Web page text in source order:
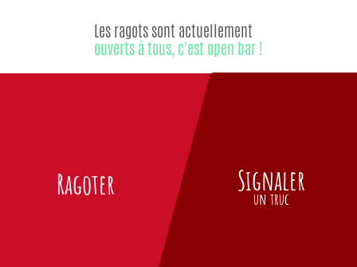
Ragoter
Les ragots sont actuellement
ouverts à tous, c'est open bar !
Signaler
un truc